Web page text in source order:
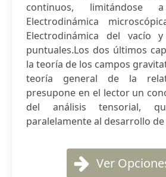
continuos, limitándose
Electrodinámica
Electrodinámica del vacío
puntuales.Los dos últimos
la teoría de los campos
teoría general de la
presupone en el lector un
del análisis tensorial,
paralelamente al desarrollo
Ver